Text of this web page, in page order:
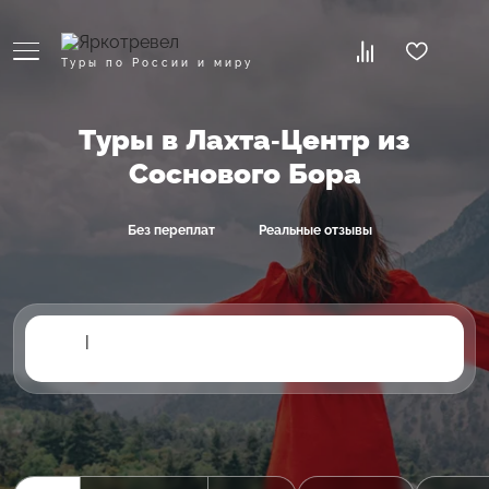
Туры по России и миру
Туры в Лахта-Центр из
Соснового Бора
Без переплат Реальные отзывы
|